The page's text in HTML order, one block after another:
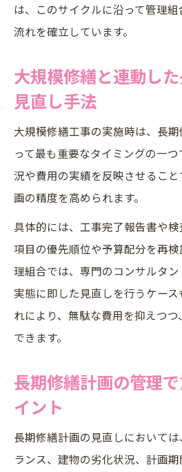
は、このサイクルに沿って管理
流れを確立しています。
大規模修繕と連動し
見直し手法
大規模修繕工事の実施時は、長
って最も重要なタイミングの一
況や費用の実績を反映させるこ
画の精度を高められます。
具体的には、工事完了報告書や
項目の優先順位や予算配分を再
理組合では、専門のコンサルタン
実態に即した見直しを行うケー
れにより、無駄な費用を抑えつ
できます。
長期修繕計画の管理
イント
長期修繕計画の見直しにおいて
ランス、建物の劣化状況、計画